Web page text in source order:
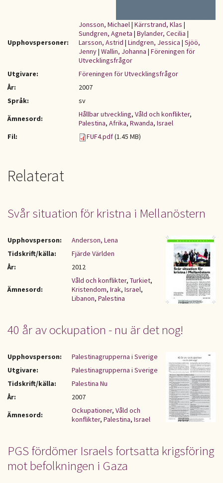
Upphovspersoner:
Jonsson, Michael| Kärrstrand, Klas |
Sundgren, Agneta | Bylander, Cecilia |
Larsson, Astrid | Lindgren, Jessica | Sjöö,
Jenny| Wallin, Johanna | Föreningen för
Utvecklingsfrågor
Utgivare:
Föreningen för Utvecklingsfrågor
År:
2007
Språk:
sv
Ämnesord:
Hållbar utveckling, Våld och konflikter,
Palestina, Afrika, Rwanda, Israel
Fil:
FUF4.pdf(1.45 MB)
Relaterat
Svår situation för kristna i Mellanöstern
Upphovsperson:
Anderson, Lena
Tidskrift/källa:
Fjärde Världen
År:
2012
Ämnesord:
Våld och konflikter, Turkiet,
Kristendom, Irak, Israel,
Libanon, Palestina
40 år av ockupation - nu är det nog!
Upphovsperson:
Palestinagrupperna i Sverige
Utgivare:
Palestinagrupperna i Sverige
Tidskrift/källa:
Palestina Nu
År:
2007
Ämnesord:
Ockupationer, Våld och
konflikter, Palestina, Israel
PGS fördömer Israels fortsatta krigsföring
mot befolkningen i Gaza